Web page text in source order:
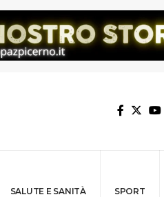
SALUTE E SANITÀ SPORT